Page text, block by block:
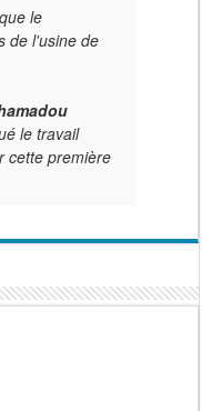
le
de l'usine de
le travail
cette première